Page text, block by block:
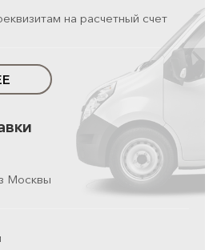
на расчетный счет
Москвы